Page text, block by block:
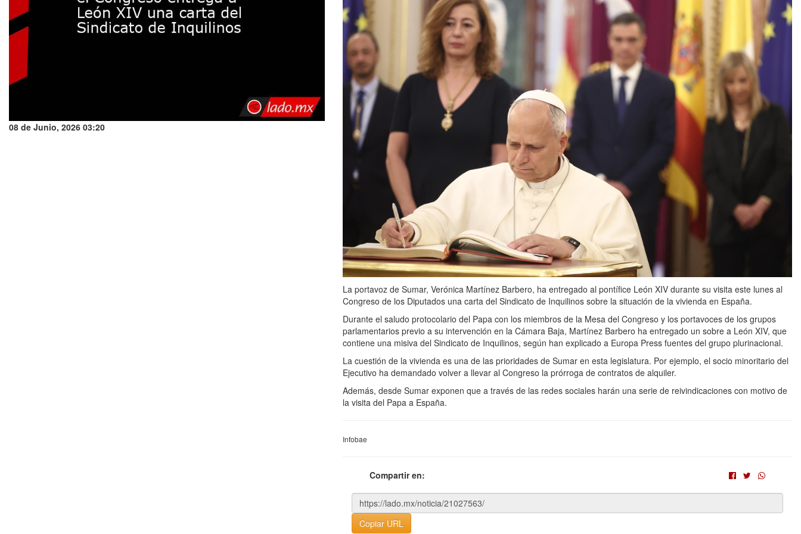
08 de Junio, 2026 03:20
La portavoz de Sumar, Verónica Martínez Barbero, ha entregado al pontífice León XIV durante su visita este lunes al
Congreso de los Diputados una carta del Sindicato de Inquilinos sobre la situación de la vivienda en España.
Durante el saludo protocolario del Papa con los miembros de la Mesa del Congreso y los portavoces de los grupos
parlamentarios previo a su intervención en la Cámara Baja, Martínez Barbero ha entregado un sobre a León XIV, que
contiene una misiva del Sindicato de Inquilinos, según han explicado a Europa Press fuentes del grupo plurinacional.
La cuestión de la vivienda es una de las prioridades de Sumar en esta legislatura. Por ejemplo, el socio minoritario del
Ejecutivo ha demandado volver a llevar al Congreso la prórroga de contratos de alquiler.
Además, desde Sumar exponen que a través de las redes sociales harán una serie de reivindicaciones con motivo de
la visita del Papa a España.
Infobae
Compartir en:
Copiar URL